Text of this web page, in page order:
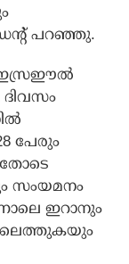
പറഞ്ഞു.
ഇസ്രഈല്‍
പേരും
സംയമനം
ഇറാനും